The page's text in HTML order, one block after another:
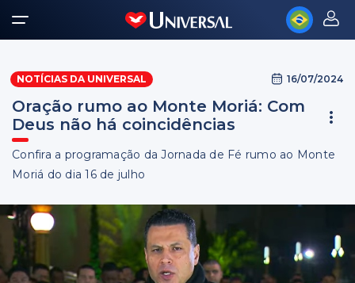
NOTÍCIAS DA UNIVERSAL 16/07/2024
Oração rumo ao Monte Moriá: Com
Deus não há coincidências
Confira a programação da Jornada de Fé rumo ao Monte
Moriá do dia 16 de julho